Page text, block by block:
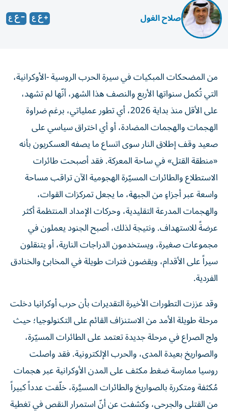
صلاح الغول
التي تُكمل سنواتها الأربع والنصف هذا الشهر، أنّها لم تشهد،
على الأقل منذ بداية 2026، أي تطور عملياتي، برغم ضراوة
الهجمات والهجمات المضادة، أو أي اختراق سياسي على
صعيد وقف إطلاق النار سوى اتساع ما يصفه العسكريون بأنه
«منطقة القتل» في ساحة المعركة. فقد أصبحت طائرات
الاستطلاع والطائرات المسيّرة الهجومية الآن تراقب مساحة
واسعة عبر أجزاءٍ من الجبهة، ما يجعل تمركزات القوات،
والهجمات المدرعة التقليدية، وحركات الإمداد المنتظمة أكثر
عرضةً للاستهداف. ونتيجة لذلك، أصبح الجنود يعملون في
مجموعات صغيرة، ويستخدمون الدراجات النارية، أو يتنقلون
سيراً على الأقدام، ويقضون فترات طويلة في المخابئ والخنادق
الفردية.
وقد عززت التطورات الأخيرة التقديرات بأن حرب أوكرانيا دخلت
مرحلة طويلة الأمد من الاستنزاف القائم على التكنولوجيا؛ حيث
ولج الصراع في مرحلة جديدة تعتمد على الطائرات المسيّرة،
والصواريخ بعيدة المدى، والحرب الإلكترونية. فقد واصلت
روسيا ممارسة ضغط مكثف على المدن الأوكرانية عبر هجمات
مُكثفة ومتكررة بالصواريخ والطائرات المسيَّرة، خلّفت عدداً كبيراً
من القتلى والجرحى، وكشفت عن أنّ استمرار النقص في تغطية